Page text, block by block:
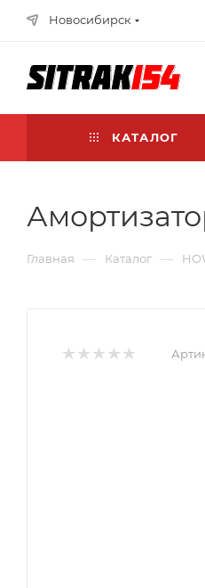
Новосибирск
КАТАЛОГ
Главная — Каталог —